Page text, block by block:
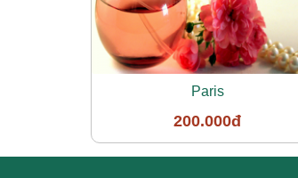
Paris
200.000đ